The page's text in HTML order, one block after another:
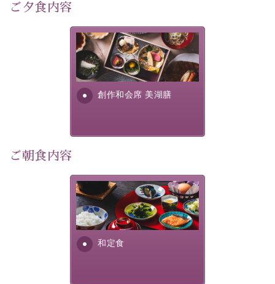
---------------------------------------------
■内容&特典■
40分無料
1人1,000円分の館内利用券（お飲み物やお土産などに
「千人風呂」で有名な 片倉館のご入浴券
クレンジング、化粧水、乳液
・諏訪大社4社を巡る無料参拝バス（事前予約制）
・館内着をご用意
・環境に配慮したアメニティをご用意
・館内フリーWi-Fi
・チェックイン15時、チェックアウト10時
ご夕食内容
創作和会席 美湖膳
美湖膳とは諏訪の地で特別を
提供する為に料理長・神原 裕
明が考え出した創作和会席で
す。美しい諏訪湖の幸...
ご朝食内容
和定食
さっぱりとした和食膳に使わ
れる食材は、諏訪の名産品を
ふんだんに取り入れ、安心・
安全を心掛けた長野県産...